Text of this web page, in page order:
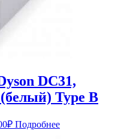
DC31,
Type B
₽Текущая
цена:
Подробнее